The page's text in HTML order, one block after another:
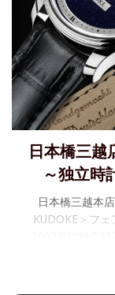
日本橋三
～独立時
日本橋三越本
KUDOKE＞フ
「